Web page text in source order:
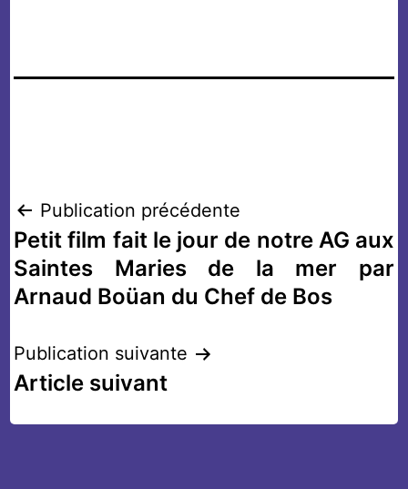
Navigation
de
l’article
Publication précédente
Petit film fait le jour de notre AG aux
Saintes Maries de la mer par
Arnaud Boüan du Chef de Bos
Publication suivante
Article suivant